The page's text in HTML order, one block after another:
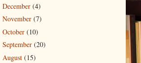
December (4)
November (7)
October (10)
September (20)
August (15)